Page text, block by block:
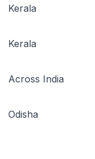
Kerala
Kerala
Across India
Odisha